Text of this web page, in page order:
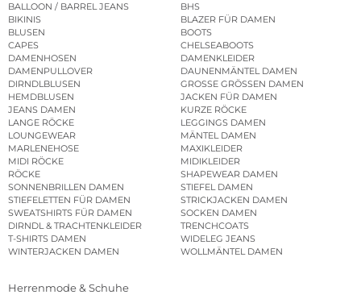
BALLOON / BARREL JEANS
BHS
BIKINIS
BLAZER FÜR DAMEN
BLUSEN
BOOTS
CAPES
CHELSEABOOTS
DAMENHOSEN
DAMENKLEIDER
DAMENPULLOVER
DAUNENMÄNTEL DAMEN
DIRNDLBLUSEN
GROSSE GRÖSSEN DAMEN
HEMDBLUSEN
JACKEN FÜR DAMEN
JEANS DAMEN
KURZE RÖCKE
LANGE RÖCKE
LEGGINGS DAMEN
LOUNGEWEAR
MÄNTEL DAMEN
MARLENEHOSE
MAXIKLEIDER
MIDI RÖCKE
MIDIKLEIDER
RÖCKE
SHAPEWEAR DAMEN
SONNENBRILLEN DAMEN
STIEFEL DAMEN
STIEFELETTEN FÜR DAMEN
STRICKJACKEN DAMEN
SWEATSHIRTS FÜR DAMEN
SOCKEN DAMEN
DIRNDL & TRACHTENKLEIDER
TRENCHCOATS
T-SHIRTS DAMEN
WIDELEG JEANS
WINTERJACKEN DAMEN
WOLLMÄNTEL DAMEN
Herrenmode & Schuhe